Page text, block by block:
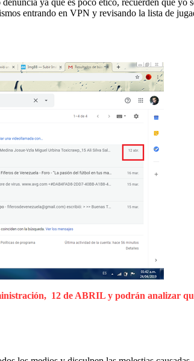
entrando en VPN y revisando la lista de
12 de ABRIL y podrán analizar